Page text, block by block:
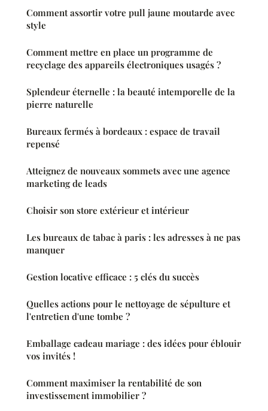
Comment assortir votre pull jaune moutarde avec
style
Comment mettre en place un programme de
recyclage des appareils électroniques usagés ?
Splendeur éternelle : la beauté intemporelle de la
pierre naturelle
Bureaux fermés à bordeaux : espace de travail
repensé
Atteignez de nouveaux sommets avec une agence
marketing de leads
Choisir son store extérieur et intérieur
Les bureaux de tabac à paris : les adresses à ne pas
manquer
Gestion locative efficace : 5 clés du succès
Quelles actions pour le nettoyage de sépulture et
l'entretien d'une tombe ?
Emballage cadeau mariage : des idées pour éblouir
vos invités !
Comment maximiser la rentabilité de son
investissement immobilier ?